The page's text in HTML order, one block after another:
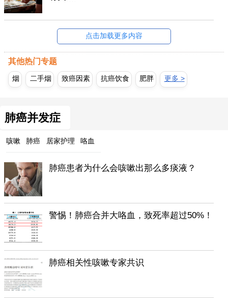
点击加载更多内容
其他热门专题
烟 二手烟 致癌因素 抗癌饮食 肥胖 更多 >
肺癌并发症
咳嗽 肺癌 居家护理 咯血
肺癌患者为什么会咳嗽出那么多痰液？
警惕！肺癌合并大咯血，致死率超过50%！
肺癌相关性咳嗽专家共识